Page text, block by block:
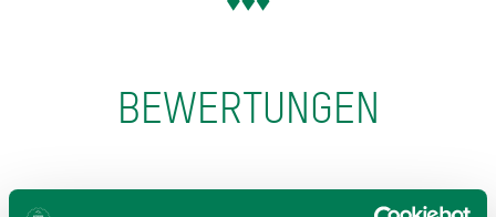
BEWERTUNGEN